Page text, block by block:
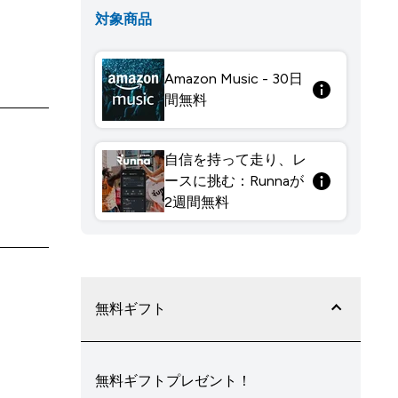
対象商品
Amazon Music - 30日
間無料
自信を持って走り、レ
ースに挑む：Runnaが
2週間無料
無料ギフト
無料ギフトプレゼント！